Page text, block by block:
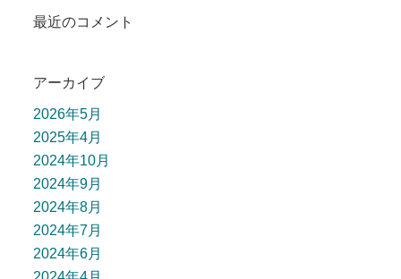
最近のコメント
アーカイブ
2026年5月
2025年4月
2024年10月
2024年9月
2024年8月
2024年7月
2024年6月